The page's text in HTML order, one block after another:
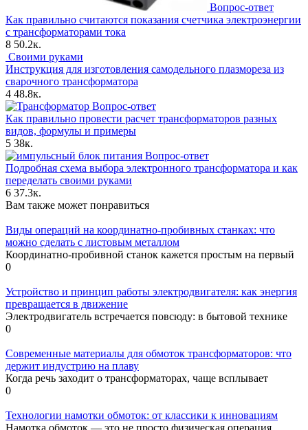
Вопрос-ответ
Как правильно считаются показания счетчика электроэнергии
с трансформаторами тока
8 50.2к.
Своими руками
Инструкция для изготовления самодельного плазмореза из
сварочного трансформатора
4 48.8к.
Вопрос-ответ
Как правильно провести расчет трансформаторов разных
видов, формулы и примеры
5 38к.
Вопрос-ответ
Подробная схема выбора электронного трансформатора и как
переделать своими руками
6 37.3к.
Вам также может понравиться
Виды операций на координатно-пробивных станках: что
можно сделать с листовым металлом
Координатно-пробивной станок кажется простым на первый
0
Устройство и принцип работы электродвигателя: как энергия
превращается в движение
Электродвигатель встречается повсюду: в бытовой технике
0
Современные материалы для обмоток трансформаторов: что
держит индустрию на плаву
Когда речь заходит о трансформаторах, чаще всплывает
0
Технологии намотки обмоток: от классики к инновациям
Намотка обмоток — это не просто физическая операция.